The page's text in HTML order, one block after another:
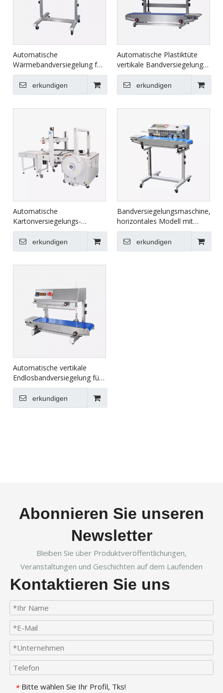
Automatische
Wärmebandversiegelung für
Sachet FRB-770IIII.
erkundigen
Automatische Plastiktüte
vertikale Bandversiegelung
FRB-770IIII
erkundigen
Automatische
Kartonversiegelungs-
Umreifungsverpackungslinie
XFK-1Cerkundigen
Bandversiegelungsmaschine,
horizontales Modell mit
Fassadenfarbe FR-770III
erkundigen
Automatische vertikale
Endlosbandversiegelung für
Beutel FR-770II
erkundigen
Abonnieren Sie unseren
Newsletter
Bleiben Sie über Produktveröffentlichungen,
Veranstaltungen und Geschichten auf dem Laufenden
Kontaktieren Sie uns
* Bitte wählen Sie Ihr Profil, Tks!